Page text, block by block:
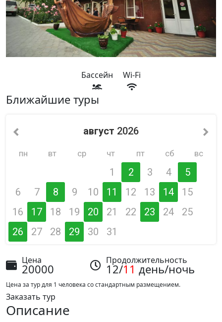
Бассейн Wi-Fi
Ближайшие туры
август 2026
пн вт ср чт пт сб вс
1 2 3 4
5
6
7 8 9 10 11 12 13 14
15
16
17 18 19 20 21 22 23 24
25
26
27 28 29 30 31
Цена
20000
Продолжительность
12/11 день/ночь
Цена за тур для 1 человека со стандартным размещением.
Заказать тур
Описание